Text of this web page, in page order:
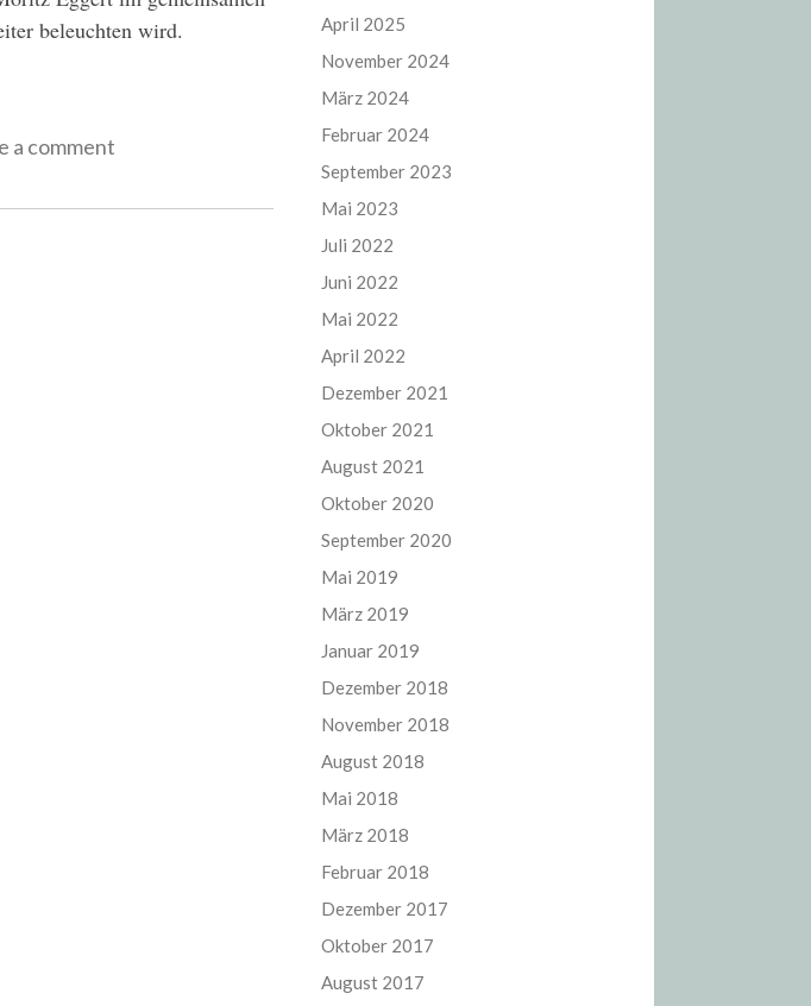
beleuchten wird.
a comment
April 2025
November 2024
März 2024
Februar 2024
September 2023
Mai 2023
Juli 2022
Juni 2022
Mai 2022
April 2022
Dezember 2021
Oktober 2021
August 2021
Oktober 2020
September 2020
Mai 2019
März 2019
Januar 2019
Dezember 2018
November 2018
August 2018
Mai 2018
März 2018
Februar 2018
Dezember 2017
Oktober 2017
August 2017